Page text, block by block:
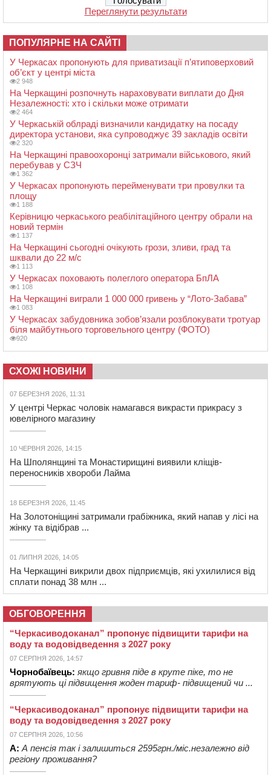
Переглянути результати
ПОПУЛЯРНЕ НА САЙТІ
У Черкасах пропонують для приватизації п’ятиповерховий
об’єкт у центрі міста
2 948
На Черкащині розпочнуть нараховувати виплати до Дня
Незалежності: хто і скільки може отримати
2 464
У Черкаській облраді визначили кандидатку на посаду
директора установи, яка супроводжує 39 закладів освіти
2 320
На Черкащині правоохоронці затримали військового, який
перебував у СЗЧ
1 362
У Черкасах пропонують перейменувати три провулки та
площу
1 188
Керівницю черкаського реабілітаційного центру обрали на
новий термін
1 137
На Черкащині сьогодні очікують грози, зливи, град та
шквали до 22 м/с
1 113
У Черкасах поховають полеглого оператора БпЛА
1 108
На Черкащині виграли 1 000 000 гривень у “Лото-Забава”
1 083
У Черкасах забудовника зобов’язали розблокувати тротуар
біля майбутнього торговельного центру (ФОТО)
920
СХОЖІ НОВИНИ
07 БЕРЕЗНЯ 2026, 11:31
У центрі Черкас чоловік намагався викрасти прикрасу з
ювелірного магазину
10 ЧЕРВНЯ 2026, 14:15
На Шполянщині та Монастирищині виявили кліщів-
переносників хвороби Лайма
18 БЕРЕЗНЯ 2026, 11:45
На Золотоніщині затримали грабіжника, який напав у лісі на
жінку та відібрав ...
01 ЛИПНЯ 2026, 14:05
На Черкащині викрили двох підприємців, які ухилилися від
сплати понад 38 млн ...
ОБГОВОРЕННЯ
“Черкасиводоканал” пропонує підвищити тарифи на
воду та водовідведення з 2027 року
07 СЕРПНЯ 2026, 14:57
Чорнобаївець: якщо гривня піде в круте піке, то не
врятують ці підвищення жоден тариф- підвищений чи ...
“Черкасиводоканал” пропонує підвищити тарифи на
воду та водовідведення з 2027 року
07 СЕРПНЯ 2026, 10:56
А: А пенсія так і залишиться 2595грн./міс.незалежно від
регіону проживання?